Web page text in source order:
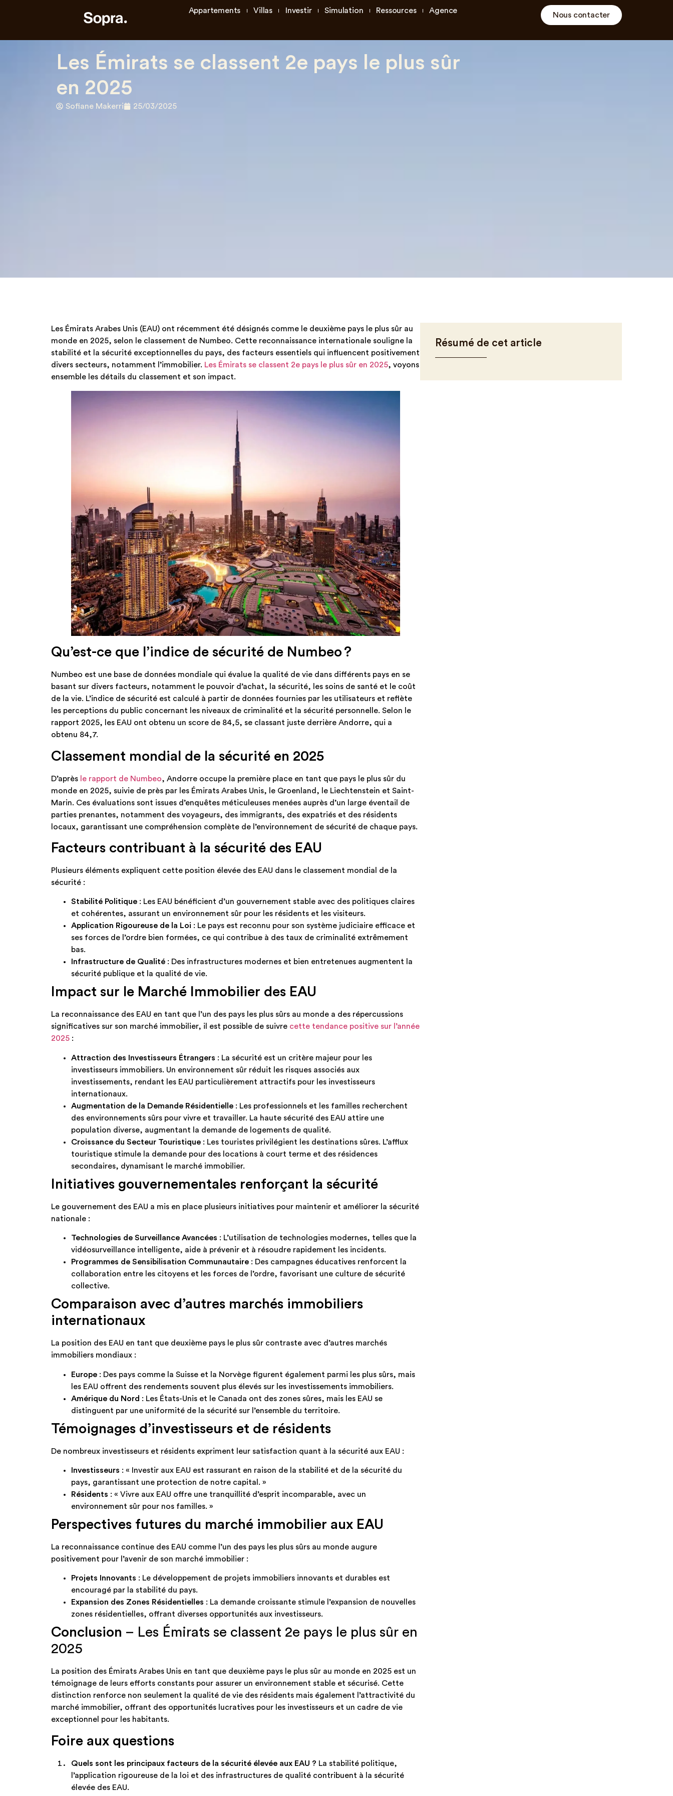
Appartements Villas Investir Simulation Ressources Agence
Nous contacter
Les Émirats se classent 2e pays le plus sûr
en 2025
Sofiane Makerri 25/03/2025
Les Émirats Arabes Unis (EAU) ont récemment été désignés comme le deuxième pays le plus sûr au
monde en 2025, selon le classement de Numbeo. Cette reconnaissance internationale souligne la
stabilité et la sécurité exceptionnelles du pays, des facteurs essentiels qui influencent positivement
divers secteurs, notamment l’immobilier. ​Les Émirats se classent 2e pays le plus sûr en 2025, voyons
ensemble les détails du classement et son impact.
Qu’est-ce que l’indice de sécurité de Numbeo ?
Numbeo est une base de données mondiale qui évalue la qualité de vie dans différents pays en se
basant sur divers facteurs, notamment le pouvoir d’achat, la sécurité, les soins de santé et le coût
de la vie. L’indice de sécurité est calculé à partir de données fournies par les utilisateurs et reflète
les perceptions du public concernant les niveaux de criminalité et la sécurité personnelle. Selon le
rapport 2025, les EAU ont obtenu un score de 84,5, se classant juste derrière Andorre, qui a
obtenu 84,7.
Classement mondial de la sécurité en 2025
D’après le rapport de Numbeo, Andorre occupe la première place en tant que pays le plus sûr du
monde en 2025, suivie de près par les Émirats Arabes Unis, le Groenland, le Liechtenstein et Saint-
Marin. Ces évaluations sont issues d’enquêtes méticuleuses menées auprès d’un large éventail de
parties prenantes, notamment des voyageurs, des immigrants, des expatriés et des résidents
locaux, garantissant une compréhension complète de l’environnement de sécurité de chaque pays.
Facteurs contribuant à la sécurité des EAU
Plusieurs éléments expliquent cette position élevée des EAU dans le classement mondial de la
sécurité :
Stabilité Politique : Les EAU bénéficient d’un gouvernement stable avec des politiques claires
et cohérentes, assurant un environnement sûr pour les résidents et les visiteurs.​
Application Rigoureuse de la Loi : Le pays est reconnu pour son système judiciaire efficace et
ses forces de l’ordre bien formées, ce qui contribue à des taux de criminalité extrêmement
bas.​
Infrastructure de Qualité : Des infrastructures modernes et bien entretenues augmentent la
sécurité publique et la qualité de vie.​
Impact sur le Marché Immobilier des EAU
La reconnaissance des EAU en tant que l’un des pays les plus sûrs au monde a des répercussions
significatives sur son marché immobilier, il est possible de suivre cette tendance positive sur l’année
2025 :
Attraction des Investisseurs Étrangers : La sécurité est un critère majeur pour les
investisseurs immobiliers. Un environnement sûr réduit les risques associés aux
investissements, rendant les EAU particulièrement attractifs pour les investisseurs
internationaux.​
Augmentation de la Demande Résidentielle : Les professionnels et les familles recherchent
des environnements sûrs pour vivre et travailler. La haute sécurité des EAU attire une
population diverse, augmentant la demande de logements de qualité.​
Croissance du Secteur Touristique : Les touristes privilégient les destinations sûres. L’afflux
touristique stimule la demande pour des locations à court terme et des résidences
secondaires, dynamisant le marché immobilier.​
Initiatives gouvernementales renforçant la sécurité
Le gouvernement des EAU a mis en place plusieurs initiatives pour maintenir et améliorer la sécurité
nationale :
Technologies de Surveillance Avancées : L’utilisation de technologies modernes, telles que la
vidéosurveillance intelligente, aide à prévenir et à résoudre rapidement les incidents.​
Programmes de Sensibilisation Communautaire : Des campagnes éducatives renforcent la
collaboration entre les citoyens et les forces de l’ordre, favorisant une culture de sécurité
collective.​
Comparaison avec d’autres marchés immobiliers
internationaux
La position des EAU en tant que deuxième pays le plus sûr contraste avec d’autres marchés
immobiliers mondiaux :​
Europe : Des pays comme la Suisse et la Norvège figurent également parmi les plus sûrs, mais
les EAU offrent des rendements souvent plus élevés sur les investissements immobiliers.​
Amérique du Nord : Les États-Unis et le Canada ont des zones sûres, mais les EAU se
distinguent par une uniformité de la sécurité sur l’ensemble du territoire.​
Témoignages d’investisseurs et de résidents
De nombreux investisseurs et résidents expriment leur satisfaction quant à la sécurité aux EAU :​
Investisseurs : « Investir aux EAU est rassurant en raison de la stabilité et de la sécurité du
pays, garantissant une protection de notre capital. »​
Résidents : « Vivre aux EAU offre une tranquillité d’esprit incomparable, avec un
environnement sûr pour nos familles. »​
Perspectives futures du marché immobilier aux EAU
La reconnaissance continue des EAU comme l’un des pays les plus sûrs au monde augure
positivement pour l’avenir de son marché immobilier :​
Projets Innovants : Le développement de projets immobiliers innovants et durables est
encouragé par la stabilité du pays.​
Expansion des Zones Résidentielles : La demande croissante stimule l’expansion de nouvelles
zones résidentielles, offrant diverses opportunités aux investisseurs.​
Conclusion – Les Émirats se classent 2e pays le plus sûr en
2025
La position des Émirats Arabes Unis en tant que deuxième pays le plus sûr au monde en 2025 est un
témoignage de leurs efforts constants pour assurer un environnement stable et sécurisé. Cette
distinction renforce non seulement la qualité de vie des résidents mais également l’attractivité du
marché immobilier, offrant des opportunités lucratives pour les investisseurs et un cadre de vie
exceptionnel pour les habitants.​
Foire aux questions
Quels sont les principaux facteurs de la sécurité élevée aux EAU ? La stabilité politique,
l’application rigoureuse de la loi et des infrastructures de qualité contribuent à la sécurité
élevée des EAU.
Résumé de cet article